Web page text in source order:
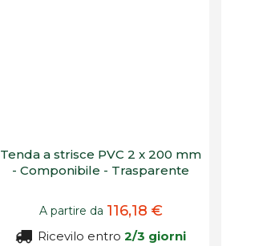
Tenda a strisce PVC 2 x 200 mm
- Componibile - Trasparente
A partire da 116,18 €
Ricevilo entro2/3 giorni